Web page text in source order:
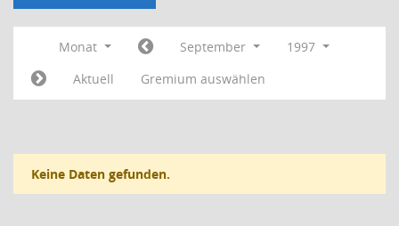
Monat September
1997
Aktuell
Gremium auswählen
Keine Daten gefunden.